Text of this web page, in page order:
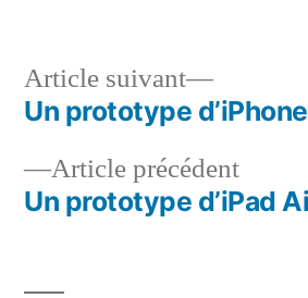
Navigation
de
l’article
Article précédentArticle
Un prototype d’iPad
Article suivant
Article
suivant :
Un prototype